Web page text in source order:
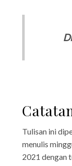
Tulisan ini
menulis
2021 dengan